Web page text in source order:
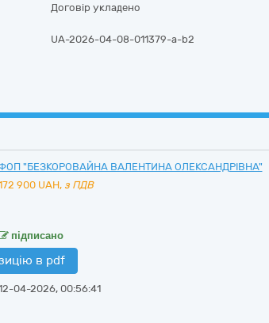
Договір укладено
UA-2026-04-08-011379-a-b2
"БЕЗКОРОВАЙНА ВАЛЕНТИНА ОЛЕКСАНДРІВНА"
900 UAH, з ПДВ
підписано
в pdf
04-2026, 00:56:41